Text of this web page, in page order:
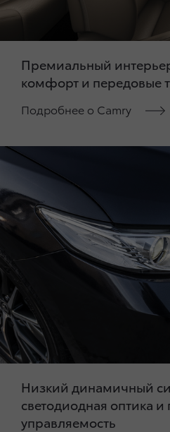
Премиальный
комфорт и передовые
Подробнее о Camry
Низкий динамичный
светодиодная оптика и
управляемость